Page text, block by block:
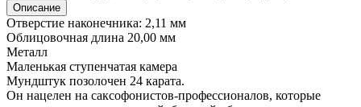
Описание
Отверстие наконечника: 2,11 мм
Облицовочная длина 20,00 мм
Металл
Маленькая ступенчатая камера
Мундштук позолочен 24 карата.
Он нацелен на саксофонистов-профессионалов, которые